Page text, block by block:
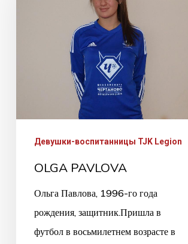
Девушки-воспитанницы TJK Legion
OLGA PAVLOVA
Ольга Павлова, 1996-го года
рождения, защитник.Пришла в
футбол в восьмилетнем возрасте в